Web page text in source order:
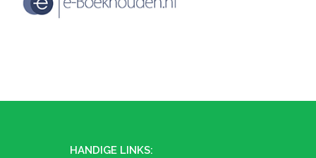
HANDIGE LINKS: